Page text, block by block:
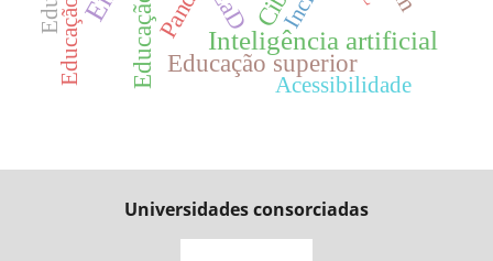
Inteligência artificial
Educação Educação superior
Acessibilidade
Universidades consorciadas